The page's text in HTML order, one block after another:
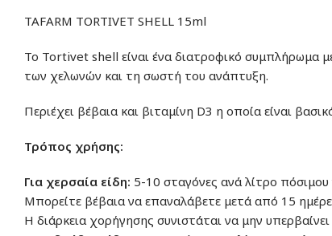
TAFARM TORTIVET SHELL 15ml
Το Τοrtivet shell είναι ένα διατροφικό συμπλήρωμα
των χελωνών και τη σωστή του ανάπτυξη.
Περιέχει βέβαια και βιταμίνη D3 η οποία είναι
Τρόπος χρήσης:
Για χερσαία είδη: 5-10 σταγόνες ανά λίτρο
Μπορείτε βέβαια να επαναλάβετε μετά από 15
Η διάρκεια χορήγησης συνιστάται να μην